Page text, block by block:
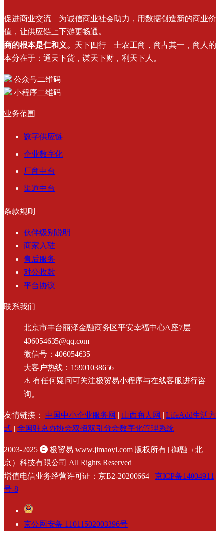
促进商业交流，为诚信商业社会助力，用数据创造新的商业价
值，让供应链上下游更畅通。
商的根本是仁和义。 天下四行，士农工商，商占其一，商人的
本分在于：通天下货，谋天下财，利天下人。
公众号二维码
小程序二维码
业务范围
数字供应链
企业数字化
厂商中台
渠道中台
条款规则
伙伴级别说明
商家入驻
售后服务
对公收款
平台协议
联系我们
北京市丰台丽泽金融商务区平安幸福中心A座7层
406054635@qq.com
微信号：406054635
大客户热线：15901038656
⚠️ 有任何疑问可关注极贸易小程序与在线客服进行咨
询。
友情链接： 中国中小企业服务网 | 山西商人网 | LifeAdd生活方
式 | 全国驻京办协会双招双引分会数字化管理系统
2003-2025
极贸易 www.jimaoyi.com 版权所有 | 御融（北
京）科技有限公司 All Rights Reserved
增值电信业务经营许可证：京B2-20200664 | 京ICP备14004911
号-8
京公网安备 11011502003396号